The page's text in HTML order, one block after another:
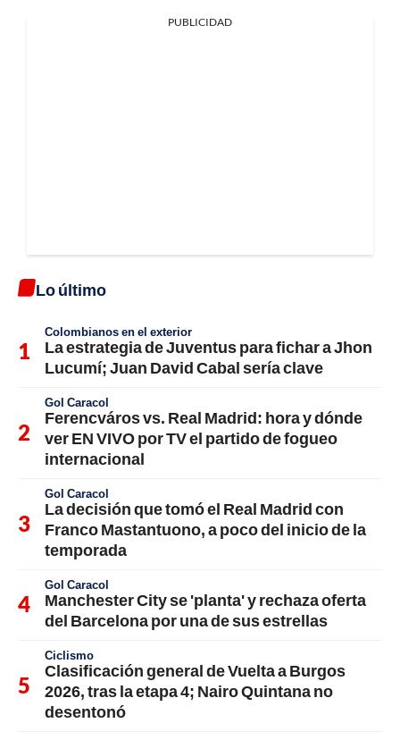
PUBLICIDAD
Lo último
Colombianos en el exterior
La estrategia de Juventus para fichar a Jhon
Lucumí; Juan David Cabal sería clave
Gol Caracol
Ferencváros vs. Real Madrid: hora y dónde
ver EN VIVO por TV el partido de fogueo
internacional
Gol Caracol
La decisión que tomó el Real Madrid con
Franco Mastantuono, a poco del inicio de la
temporada
Gol Caracol
Manchester City se 'planta' y rechaza oferta
del Barcelona por una de sus estrellas
Ciclismo
Clasificación general de Vuelta a Burgos
2026, tras la etapa 4; Nairo Quintana no
desentonó